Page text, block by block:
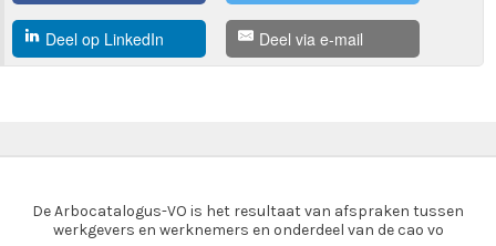
Deel op LinkedIn Deel via e-mail
De Arbocatalogus-VO is het resultaat van afspraken tussen
werkgevers en werknemers en onderdeel van de cao vo